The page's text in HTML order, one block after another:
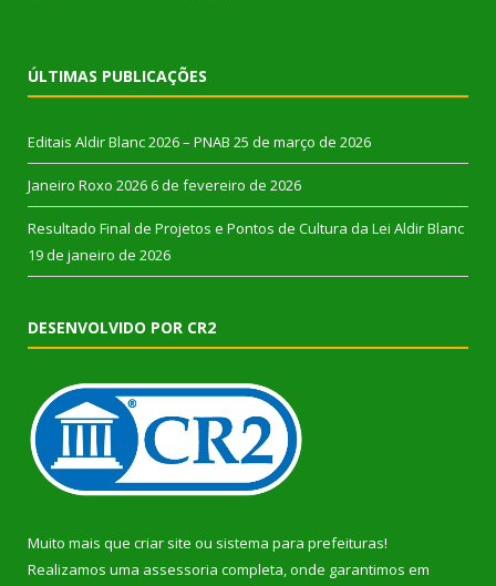
ÚLTIMAS PUBLICAÇÕES
Editais Aldir Blanc 2026 – PNAB 25 de março de 2026
Janeiro Roxo 2026 6 de fevereiro de 2026
Resultado Final de Projetos e Pontos de Cultura da Lei Aldir Blanc
19 de janeiro de 2026
DESENVOLVIDO POR CR2
Muito mais que criar site ou sistema para prefeituras!
Realizamos uma assessoria completa, onde garantimos em